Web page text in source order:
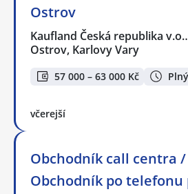
Ostrov
Kaufland Česká republika
Ostrov, Karlovy Vary
57 000 – 63 000 Kč
včerejší
Obchodník call centra /
Obchodník po